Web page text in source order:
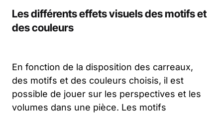
Les différents effets visuels des motifs et
des couleurs
En fonction de la disposition des carreaux,
des motifs et des couleurs choisis, il est
possible de jouer sur les perspectives et les
volumes dans une pièce. Les motifs